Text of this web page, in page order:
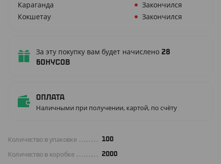
Караганда
Закончился
Кокшетау
Закончился
За эту покупку вам будет начислено 28
бонусов
Оплата
Наличными при получении, картой, по счёту
Количество в упаковке 100
Количество в коробке 2000